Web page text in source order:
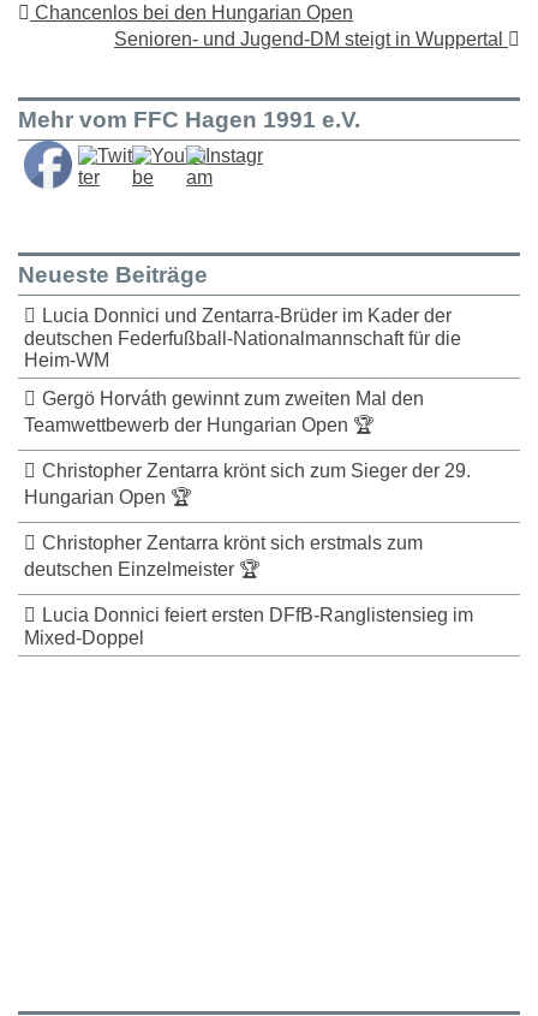
Chancenlos bei den Hungarian Open
Senioren- und Jugend-DM steigt in Wuppertal
Mehr vom FFC Hagen 1991 e.V.
Neueste Beiträge
Lucia Donnici und Zentarra-Brüder im Kader der
deutschen Federfußball-Nationalmannschaft für die
Heim-WM
Gergö Horváth gewinnt zum zweiten Mal den
Teamwettbewerb der Hungarian Open 🏆
Christopher Zentarra krönt sich zum Sieger der 29.
Hungarian Open 🏆
Christopher Zentarra krönt sich erstmals zum
deutschen Einzelmeister 🏆
Lucia Donnici feiert ersten DFfB-Ranglistensieg im
Mixed-Doppel